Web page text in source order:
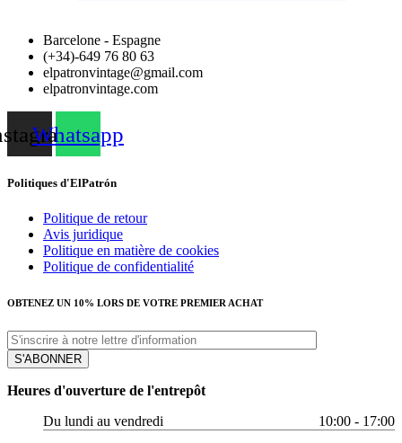
Barcelone - Espagne
(+34)-649 76 80 63
elpatronvintage@gmail.com
elpatronvintage.com
Whatsapp
Politiques d'ElPatrón
Politique de retour
Avis juridique
Politique en matière de cookies
Politique de confidentialité
OBTENEZ UN 10% LORS DE VOTRE PREMIER ACHAT
Heures d'ouverture de l'entrepôt
Du lundi au vendredi
10:00 - 17:00